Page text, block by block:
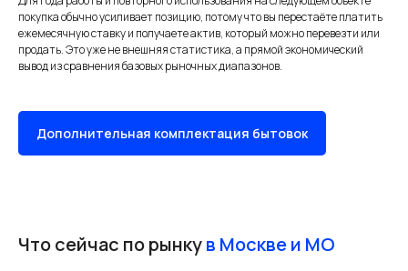
покупка обычно усиливает позицию, потому что вы перестаёте платить
ежемесячную ставку и получаете актив, который можно перевезти или
продать. Это уже не внешняя статистика, а прямой экономический
вывод из сравнения базовых рыночных диапазонов.
Дополнительная комплектация бытовок
Что сейчас по рынкув Москве и МО